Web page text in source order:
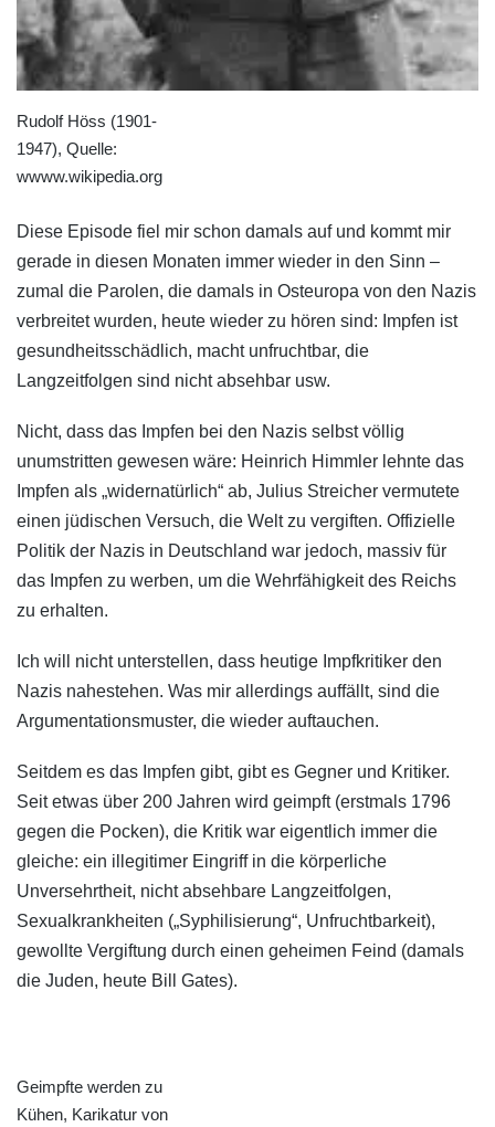
Rudolf Höss (1901-
1947), Quelle:
wwww.wikipedia.org
Diese Episode fiel mir schon damals auf und kommt mir
gerade in diesen Monaten immer wieder in den Sinn –
zumal die Parolen, die damals in Osteuropa von den Nazis
verbreitet wurden, heute wieder zu hören sind: Impfen ist
gesundheitsschädlich, macht unfruchtbar, die
Langzeitfolgen sind nicht absehbar usw.
Nicht, dass das Impfen bei den Nazis selbst völlig
unumstritten gewesen wäre: Heinrich Himmler lehnte das
Impfen als „widernatürlich“ ab, Julius Streicher vermutete
einen jüdischen Versuch, die Welt zu vergiften. Offizielle
Politik der Nazis in Deutschland war jedoch, massiv für
das Impfen zu werben, um die Wehrfähigkeit des Reichs
zu erhalten.
Ich will nicht unterstellen, dass heutige Impfkritiker den
Nazis nahestehen. Was mir allerdings auffällt, sind die
Argumentationsmuster, die wieder auftauchen.
Seitdem es das Impfen gibt, gibt es Gegner und Kritiker.
Seit etwas über 200 Jahren wird geimpft (erstmals 1796
gegen die Pocken), die Kritik war eigentlich immer die
gleiche: ein illegitimer Eingriff in die körperliche
Unversehrtheit, nicht absehbare Langzeitfolgen,
Sexualkrankheiten („Syphilisierung“, Unfruchtbarkeit),
gewollte Vergiftung durch einen geheimen Feind (damals
die Juden, heute Bill Gates).
Geimpfte werden zu
Kühen, Karikatur von